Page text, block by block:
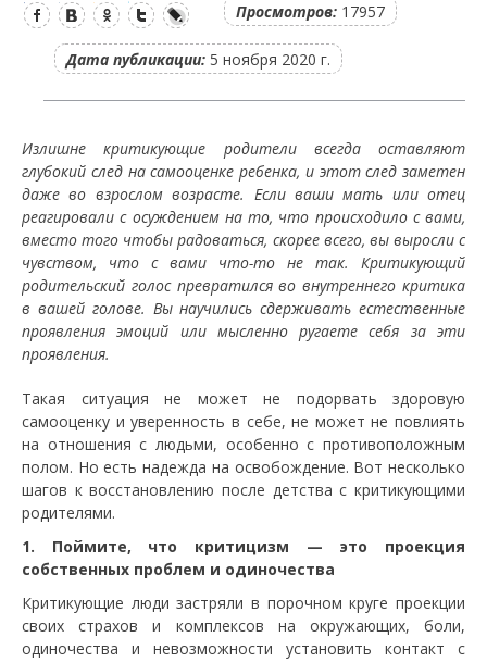
Просмотров: 17957
Дата публикации: 5 ноября 2020 г.
Излишне критикующие родители всегда оставляют
глубокий след на самооценке ребенка, и этот след заметен
даже во взрослом возрасте. Если ваши мать или отец
реагировали с осуждением на то, что происходило с вами,
вместо того чтобы радоваться, скорее всего, вы выросли с
чувством, что с вами что-то не так. Критикующий
родительский голос превратился во внутреннего критика
в вашей голове. Вы научились сдерживать естественные
проявления эмоций или мысленно ругаете себя за эти
проявления.
Такая ситуация не может не подорвать здоровую
самооценку и уверенность в себе, не может не повлиять
на отношения с людьми, особенно с противоположным
полом. Но есть надежда на освобождение. Вот несколько
шагов к восстановлению после детства с критикующими
родителями.
1. Поймите, что критицизм — это проекция
собственных проблем и одиночества
Критикующие люди застряли в порочном круге проекции
своих страхов и комплексов на окружающих, боли,
одиночества и невозможности установить контакт с